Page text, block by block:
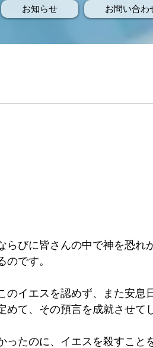
お知らせ お問い合わ
びに皆さんの中で神を恐れ
です。
のイエスを認めず、また安息
て、その預言を成就させて
ったのに、イエスを殺すこと